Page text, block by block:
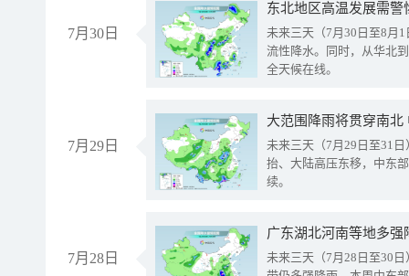
7月30日
东北地区高温发展需
未来三天（7月30日至8月
流性降水。同时，从华北
全天候在线。
7月29日
大范围降雨将贯穿南
未来三天（7月29日至31
抬、大陆高压东移，中东
续。
7月28日
广东湖北河南等地多
未来三天（7月28日至30